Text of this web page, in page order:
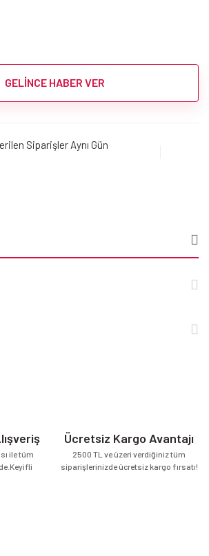
GELİNCE HABER VER
Siparişler Aynı Gün
ile tüm
Ücretsiz Kargo Avantajı
2500 TL ve üzeri verdiğiniz tüm
siparişlerinizde ücretsiz kargo fırsatı!